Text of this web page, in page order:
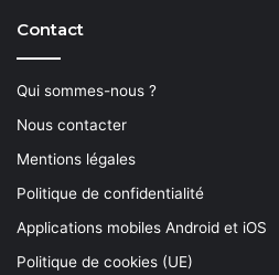
Contact
Qui sommes-nous ?
Nous contacter
Mentions légales
Politique de confidentialité
Applications mobiles Android et iOS
Politique de cookies (UE)